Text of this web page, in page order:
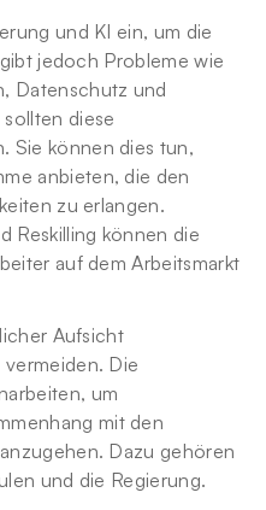
und KI ein, um die
jedoch Probleme wie
Datenschutz und
diese
Sie können dies tun,
anbieten, die den
zu erlangen.
Reskilling können die
auf dem Arbeitsmarkt
Aufsicht
Die
um
mit den
Dazu gehören
und die Regierung.